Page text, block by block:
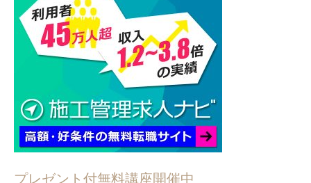
プレゼント付無料講座開催中